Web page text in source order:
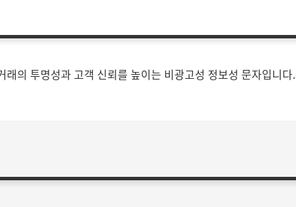
래의 투명성과 고객 신뢰를 높이는 비광고성 정보성 문자입니다.